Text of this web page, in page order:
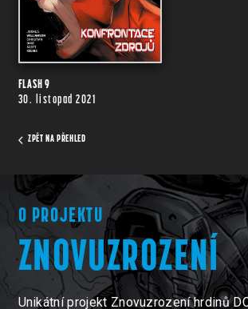
FLASH 9
30. listopad 2021
ZPĚT NA PŘEHLED
O PROJEKTU
ZNOVUZROZENÍ
Unikátní projekt Znovuzrození hrdinů